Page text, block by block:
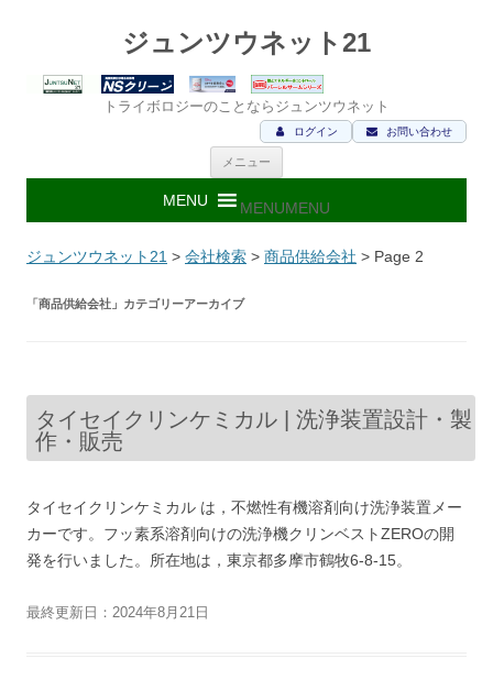
ジュンツウネット21
トライボロジーのことならジュンツウネット
お問い合わせ
ログイン
メニュー
ン
ツ
ス
キ
MENUMENU
ジュンツウネット21 > 会社検索 > 商品供給会社 > Page 2
「 商品供給会社 」カテゴリーアーカイブ
タイセイクリンケミカル | 洗浄装置設計・製
作・販売
タイセイクリンケミカル は，不燃性有機溶剤向け洗浄装置メー
カーです。フッ素系溶剤向けの洗浄機クリンベストZEROの開
発を行いました。所在地は，東京都多摩市鶴牧6-8-15。
最終更新日：2024年8月21日